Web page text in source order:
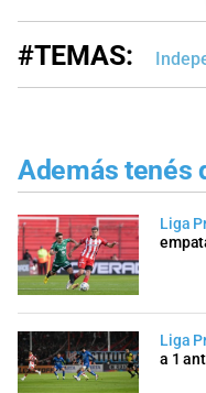
#TEMAS:
Además tenés
Liga
Liga
a 1